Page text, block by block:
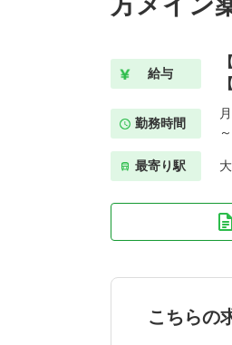
給与
勤務時間
最寄り駅
こちらの